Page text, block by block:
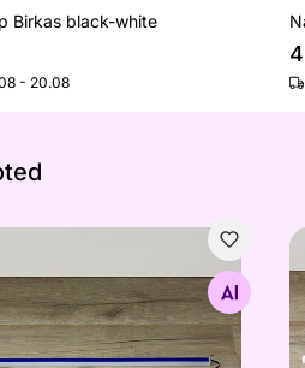
Birkas black-white
- 20.08
Otsi sarnaseid